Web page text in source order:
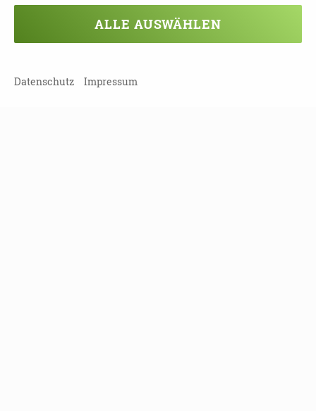
ALLE AUSWÄHLEN
Datenschutz Impressum